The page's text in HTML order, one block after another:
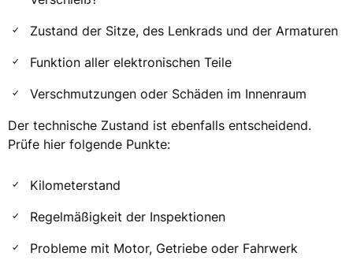
Zustand der Sitze, des Lenkrads und der Armaturen
Funktion aller elektronischen Teile
Verschmutzungen oder Schäden im Innenraum
Der technische Zustand ist ebenfalls entscheidend.
Prüfe hier folgende Punkte:
Kilometerstand
Regelmäßigkeit der Inspektionen
Probleme mit Motor, Getriebe oder Fahrwerk